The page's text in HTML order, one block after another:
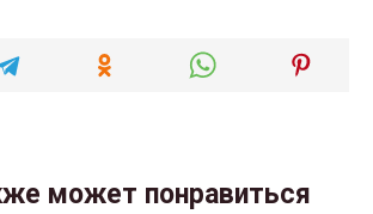
может понравиться